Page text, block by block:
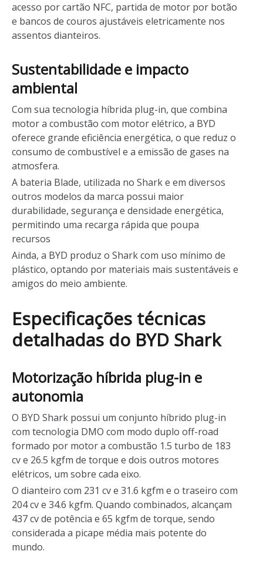
acesso por cartão NFC, partida de motor por botão
e bancos de couros ajustáveis eletricamente nos
assentos dianteiros.
Sustentabilidade e impacto
ambiental
Com sua tecnologia híbrida plug-in, que combina
motor a combustão com motor elétrico, a BYD
oferece grande eficiência energética, o que reduz o
consumo de combustível e a emissão de gases na
atmosfera.
A bateria Blade, utilizada no Shark e em diversos
outros modelos da marca possui maior
durabilidade, segurança e densidade energética,
permitindo uma recarga rápida que poupa
recursos
Ainda, a BYD produz o Shark com uso mínimo de
plástico, optando por materiais mais sustentáveis e
amigos do meio ambiente.
Especificações técnicas
detalhadas do BYD Shark
Motorização híbrida plug-in e
autonomia
O BYD Shark possui um conjunto híbrido plug-in
com tecnologia DMO com modo duplo off-road
formado por motor a combustão 1.5 turbo de 183
cv e 26.5 kgfm de torque e dois outros motores
elétricos, um sobre cada eixo.
O dianteiro com 231 cv e 31.6 kgfm e o traseiro com
204 cv e 34.6 kgfm. Quando combinados, alcançam
437 cv de potência e 65 kgfm de torque, sendo
considerada a picape média mais potente do
mundo.